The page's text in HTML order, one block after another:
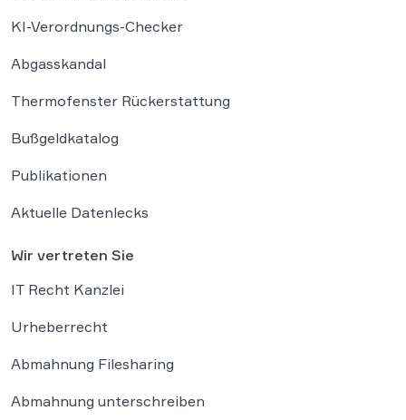
KI-Verordnungs-Checker
Abgasskandal
Thermofenster Rückerstattung
Bußgeldkatalog
Publikationen
Aktuelle Datenlecks
Wir vertreten Sie
IT Recht Kanzlei
Urheberrecht
Abmahnung Filesharing
Abmahnung unterschreiben